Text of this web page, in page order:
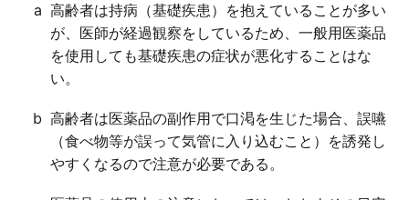
外用薬や注射薬であっても、食品によって医薬品の作
用や代謝に「影響を受ける可能性がある」。
a 高齢者は持病（基礎疾患）を抱えていることが多い
が、医師が経過観察をしているため、一般用医薬品
を使用しても基礎疾患の症状が悪化することはな
い。
b 高齢者は医薬品の副作用で口渇を生じた場合、誤嚥
（食べ物等が誤って気管に入り込むこと）を誘発し
やすくなるので注意が必要である。